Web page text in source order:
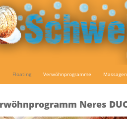
Floating Verwöhnprogramme Massagen
Neres